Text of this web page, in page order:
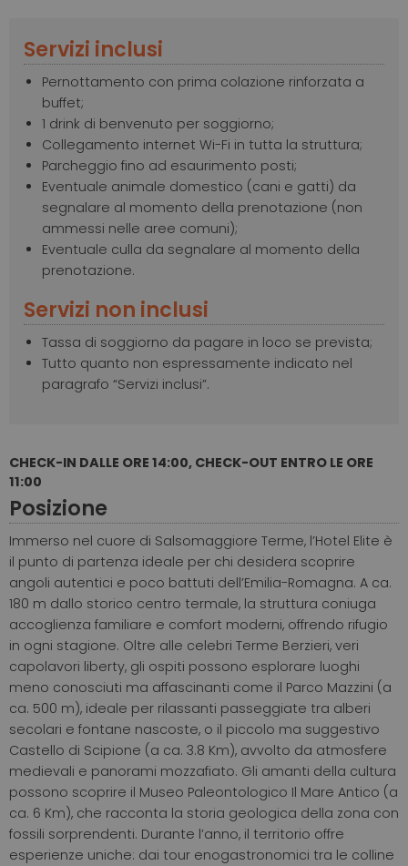
Servizi inclusi
Pernottamento con prima colazione rinforzata a
buffet;
1 drink di benvenuto per soggiorno;
Collegamento internet Wi-Fi in tutta la struttura;
Parcheggio fino ad esaurimento posti;
Eventuale animale domestico (cani e gatti) da
segnalare al momento della prenotazione (non
ammessi nelle aree comuni);
Eventuale culla da segnalare al momento della
prenotazione.
Servizi non inclusi
Tassa di soggiorno da pagare in loco se prevista;
Tutto quanto non espressamente indicato nel
paragrafo “Servizi inclusi”.
CHECK-IN DALLE ORE 14:00, CHECK-OUT ENTRO LE ORE
11:00
Posizione
Immerso nel cuore di Salsomaggiore Terme, l’Hotel Elite è
il punto di partenza ideale per chi desidera scoprire
angoli autentici e poco battuti dell’Emilia-Romagna. A ca.
180 m dallo storico centro termale, la struttura coniuga
accoglienza familiare e comfort moderni, offrendo rifugio
in ogni stagione. Oltre alle celebri Terme Berzieri, veri
capolavori liberty, gli ospiti possono esplorare luoghi
meno conosciuti ma affascinanti come il Parco Mazzini (a
ca. 500 m), ideale per rilassanti passeggiate tra alberi
secolari e fontane nascoste, o il piccolo ma suggestivo
Castello di Scipione (a ca. 3.8 Km), avvolto da atmosfere
medievali e panorami mozzafiato. Gli amanti della cultura
possono scoprire il Museo Paleontologico Il Mare Antico (a
ca. 6 Km), che racconta la storia geologica della zona con
fossili sorprendenti. Durante l’anno, il territorio offre
esperienze uniche: dai tour enogastronomici tra le colline